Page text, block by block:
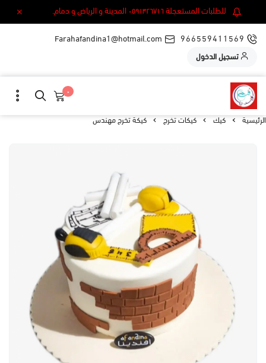
للطلبات المستعجلة ٠٥٩١٣٢٦٧١٦ المدينة و الرياض و دمام.
966559411569
Farahafandina1@hotmail.com
تسجيل الدخول
٠
الرئيسية كيك كيكات تخرج كيكة تخرج مهندس